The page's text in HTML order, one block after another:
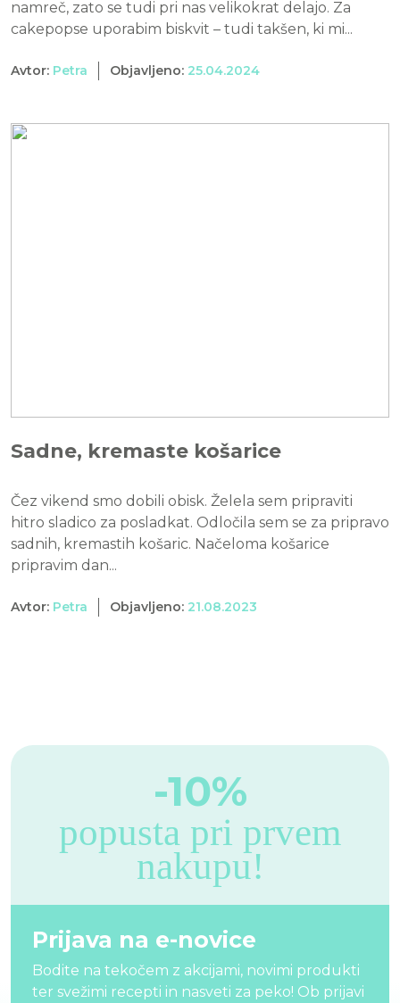
namreč, zato se tudi pri nas velikokrat delajo. Za
cakepopse uporabim biskvit – tudi takšen, ki mi...
Avtor: Petra Objavljeno: 25.04.2024
Sadne, kremaste košarice
Čez vikend smo dobili obisk. Želela sem pripraviti
hitro sladico za posladkat. Odločila sem se za pripravo
sadnih, kremastih košaric. Načeloma košarice
pripravim dan...
Avtor: Petra Objavljeno: 21.08.2023
-10%
popusta pri prvem
nakupu!
Prijava na e-novice
Bodite na tekočem z akcijami, novimi produkti
ter svežimi recepti in nasveti za peko! Ob prijavi